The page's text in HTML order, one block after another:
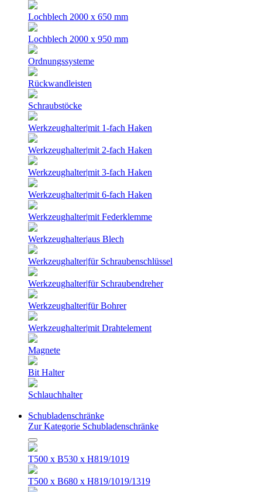
Lochblech 2000 x 650 mm
Lochblech 2000 x 950 mm
Ordnungssysteme
Rückwandleisten
Schraubstöcke
Werkzeughalter|mit 1-fach Haken
Werkzeughalter|mit 2-fach Haken
Werkzeughalter|mit 3-fach Haken
Werkzeughalter|mit 6-fach Haken
Werkzeughalter|mit Federklemme
Werkzeughalter|aus Blech
Werkzeughalter|für Schraubenschlüssel
Werkzeughalter|für Schraubendreher
Werkzeughalter|für Bohrer
Werkzeughalter|mit Drahtelement
Magnete
Bit Halter
Schlauchhalter
Schubladenschränke
Zur Kategorie Schubladenschränke
T500 x B530 x H819/1019
T500 x B680 x H819/1019/1319